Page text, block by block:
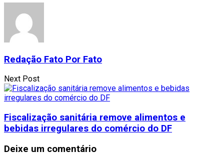
Redação Fato Por Fato
Next Post
Fiscalização sanitária remove alimentos e
bebidas irregulares do comércio do DF
Deixe um comentário